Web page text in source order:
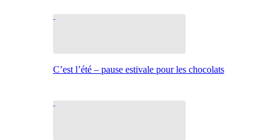
C’est l’été – pause estivale pour les chocolats